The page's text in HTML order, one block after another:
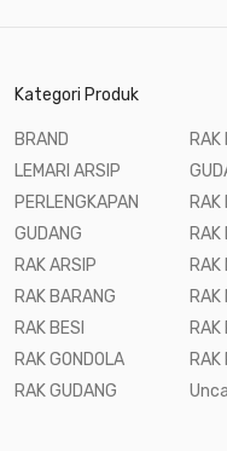
Kategori Produk
BRAND
LEMARI ARSIP
PERLENGKAPAN
GUDANG
RAK ARSIP
RAK BARANG
RAK BESI
RAK GONDOLA
RAK GUDANG
RAK
RAK
RAK
RAK
RAK
RAK
RAK